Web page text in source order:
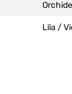
Lila /